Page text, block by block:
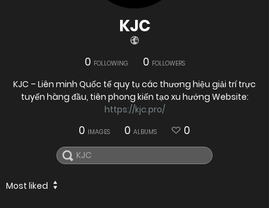
KJC
0 FOLLOWING 0 FOLLOWERS
KJC – Liên minh Quốc tế quy tụ các thương hiệu giải trí trực
tuyến hàng đầu, tiên phong kiến tạo xu hướng Website:
https://kjc.pro/
0 IMAGES 0 ALBUMS 0
Most liked